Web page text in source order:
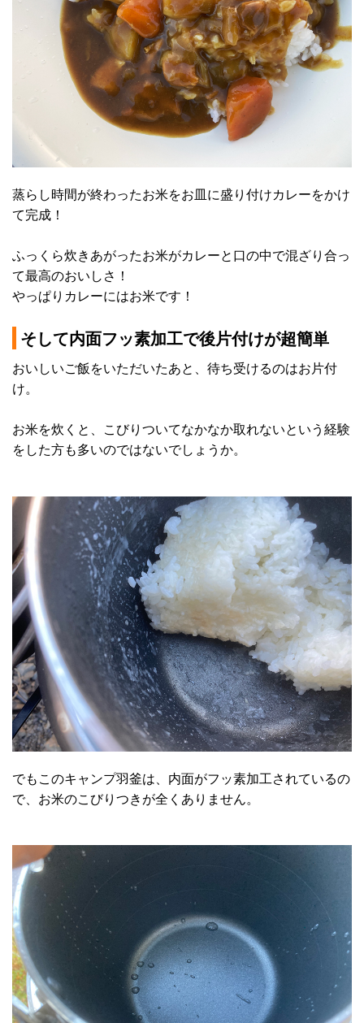
蒸らし時間が終わったお米をお皿に盛り付けカレーをかけ
て完成！
ふっくら炊きあがったお米がカレーと口の中で混ざり合っ
て最高のおいしさ！
やっぱりカレーにはお米です！
そして内面フッ素加工で後片付けが超簡単
おいしいご飯をいただいたあと、待ち受けるのはお片付
け。
お米を炊くと、こびりついてなかなか取れないという経験
をした方も多いのではないでしょうか。
でもこのキャンプ羽釜は、内面がフッ素加工されているの
で、お米のこびりつきが全くありません。